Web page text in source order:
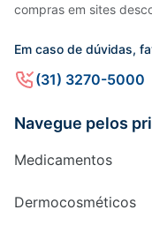
compras em sites
Em caso de dúvidas,
(31) 3270-5000
Navegue pelos
Medicamentos
Dermocosméticos